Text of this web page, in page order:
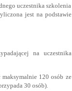
uczestnika szkolenia
jest na podstawie
na uczestnika
120 osób ze
30 osób).